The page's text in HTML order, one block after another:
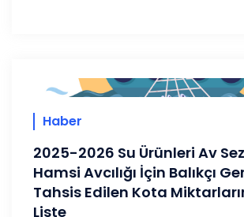
Haber
​2025-2026 Su Ürünleri Av
Hamsi Avcılığı İçin Balıkçı
Tahsis Edilen Kota
Liste